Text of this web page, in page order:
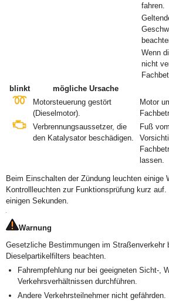
fahren.
Wenn
nicht
blinkt
mögliche Ursache
Motorsteuerung gestört
(Dieselmotor).
Motor
Verbrennungsaussetzer, die
den Katalysator beschädigen.
Fuß
lassen.
Beim Einschalten der Zündung leuchten einige
Kontrollleuchten zur Funktionsprüfung kurz
einigen Sekunden.
Warnung
Gesetzliche Bestimmungen im Straßenverkehr
Dieselpartikelfilters beachten.
Fahrempfehlung nur bei geeigneten Sicht-,
Verkehrsverhältnissen durchführen.
Andere Verkehrsteilnehmer nicht gefährden.